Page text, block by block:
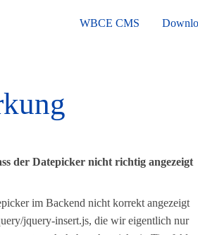
WBCE CMS
der Datepicker nicht richtig angezeigt
im Backend nicht korrekt angezeigt
jquery-insert.js, die wir eigentlich nur